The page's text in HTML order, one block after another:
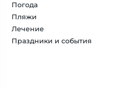
Погода
Пляжи
Лечение
Праздники и события